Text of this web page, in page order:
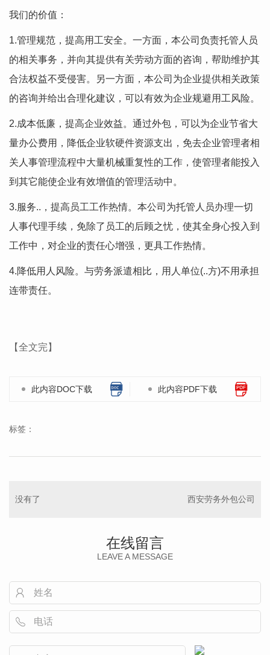
我们的价值：
1.管理规范，提高用工安全。一方面，本公司负责托管人员
的相关事务，并向其提供有关劳动方面的咨询，帮助维护其
合法权益不受侵害。另一方面，本公司为企业提供相关政策
的咨询并给出合理化建议，可以有效为企业规避用工风险。
2.成本低廉，提高企业效益。通过外包，可以为企业节省大
量办公费用，降低企业软硬件资源支出，免去企业管理者相
关人事管理流程中大量机械重复性的工作，使管理者能投入
到其它能使企业有效增值的管理活动中。
3.服务..，提高员工工作热情。本公司为托管人员办理一切
人事代理手续，免除了员工的后顾之忧，使其全身心投入到
工作中，对企业的责任心增强，更具工作热情。
4.降低用人风险。与劳务派遣相比，用人单位(..方)不用承担
连带责任。
【全文完】
此内容DOC下载 此内容PDF下载
标签：
没有了 西安劳务外包公司
在线留言
LEAVE A MESSAGE